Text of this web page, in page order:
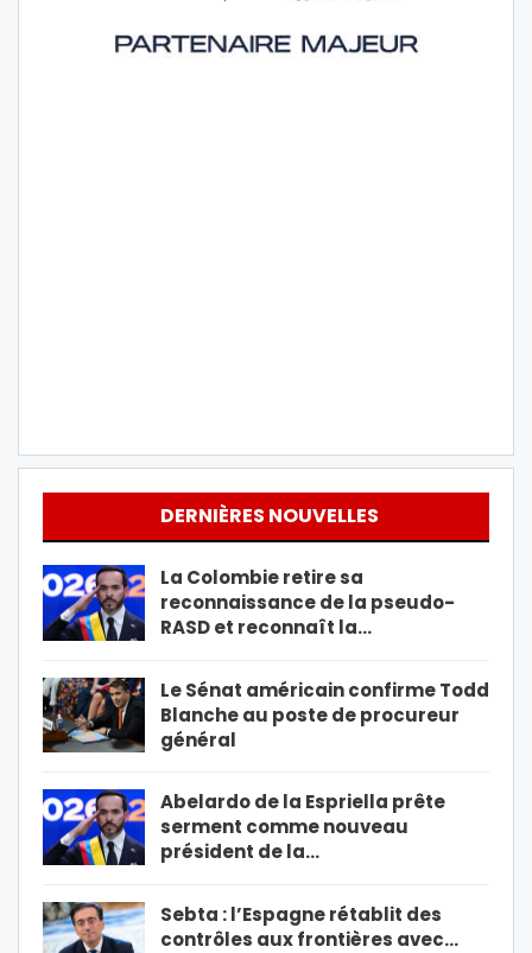
DERNIÈRES NOUVELLES
La Colombie retire sa
reconnaissance de la pseudo-
RASD et reconnaît la…
Le Sénat américain confirme Todd
Blanche au poste de procureur
général
Abelardo de la Espriella prête
serment comme nouveau
président de la…
Sebta : l’Espagne rétablit des
contrôles aux frontières avec…